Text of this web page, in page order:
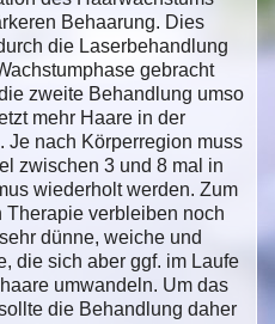
Behaarung. Dies
die Laserbehandlung
gebracht
zweite Behandlung umso
mehr Haare in der
Je nach Körperregion muss
zwischen 3 und 8 mal in
wiederholt werden. Zum
verbleiben noch
dünne, weiche und
die sich aber ggf. im Laufe
umwandeln. Um das
die Behandlung daher